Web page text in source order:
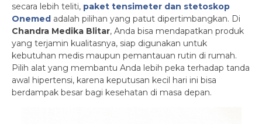
secara lebih teliti, paket tensimeter dan stetoskop
Onemed adalah pilihan yang patut dipertimbangkan. Di
Chandra Medika Blitar, Anda bisa mendapatkan produk
yang terjamin kualitasnya, siap digunakan untuk
kebutuhan medis maupun pemantauan rutin di rumah.
Pilih alat yang membantu Anda lebih peka terhadap tanda
awal hipertensi, karena keputusan kecil hari ini bisa
berdampak besar bagi kesehatan di masa depan.